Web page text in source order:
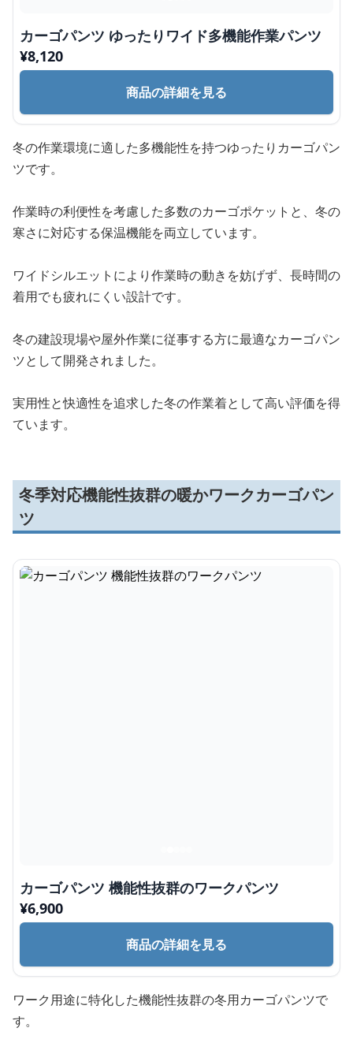
カーゴパンツ ゆったりワイド多機能作業パンツ
¥8,120
商品の詳細を見る
冬の作業環境に適した多機能性を持つゆったりカーゴパン
ツです。
作業時の利便性を考慮した多数のカーゴポケットと、冬の
寒さに対応する保温機能を両立しています。
ワイドシルエットにより作業時の動きを妨げず、長時間の
着用でも疲れにくい設計です。
冬の建設現場や屋外作業に従事する方に最適なカーゴパン
ツとして開発されました。
実用性と快適性を追求した冬の作業着として高い評価を得
ています。
冬季対応機能性抜群の暖かワークカーゴパン
ツ
カーゴパンツ 機能性抜群のワークパンツ
¥6,900
商品の詳細を見る
ワーク用途に特化した機能性抜群の冬用カーゴパンツで
す。